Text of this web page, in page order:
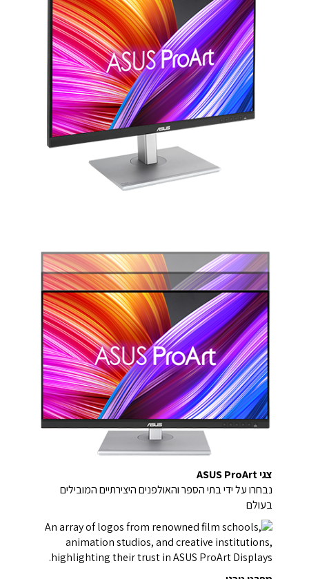
צגי ASUS ProArt
נבחרו על ידי בתי הספר והאולפנים היצירתיים המובילים
בעולם